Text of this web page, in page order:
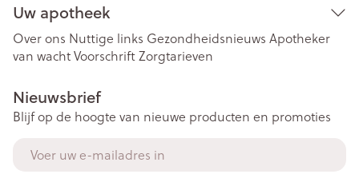
Uw apotheek
Over ons Nuttige links Gezondheidsnieuws Apotheker
van wachtVoorschriftZorgtarieven
Nieuwsbrief
Blijf op de hoogte van nieuwe producten en promoties